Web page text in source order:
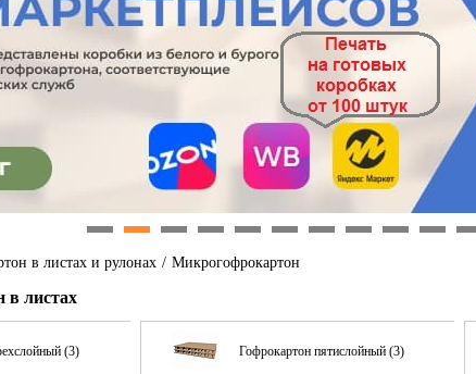
в листах и рулонах / Микрогофрокартон
в листах
(3) Гофрокартон пятислойный (3)